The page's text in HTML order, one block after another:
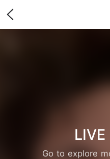
Go to explore